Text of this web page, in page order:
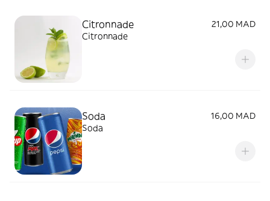
Citronnade
21,00 MAD
Citronnade
Soda
16,00 MAD
Soda